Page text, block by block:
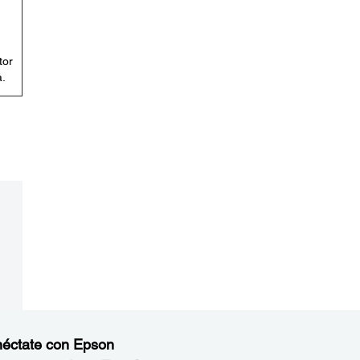
con Epson